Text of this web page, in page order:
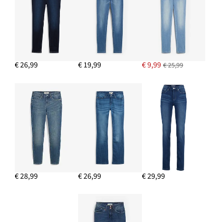
IN WINKELMANDJE
Trui met contrastrerende strepen
€ 12,99
€ 26,99 € 19,99 € 9,99 € 25,99
€ 28,99 € 26,99 € 29,99